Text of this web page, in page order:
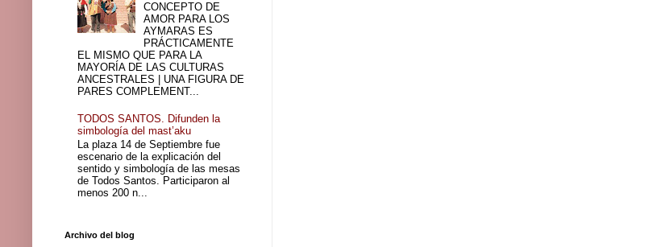
CONCEPTO DE
AMOR PARA LOS
AYMARAS ES
PRÁCTICAMENTE
EL MISMO QUE PARA LA
MAYORÍA DE LAS CULTURAS
ANCESTRALES | UNA FIGURA DE
PARES COMPLEMENT...
TODOS SANTOS. Difunden la
simbología del mast’aku
La plaza 14 de Septiembre fue
escenario de la explicación del
sentido y simbología de las mesas
de Todos Santos. Participaron al
menos 200 n...
Archivo del blog